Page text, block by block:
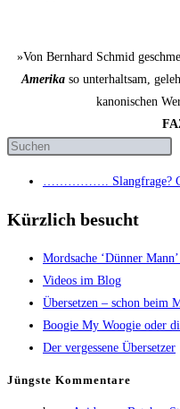
»Von Bernhard Schmid
Amerika so unterhaltsam,
kanonischen
……………. Slang­fra­ge?
Kürzlich besucht
Mord­sa­che ‘Dün­ner
Vide­os im Blog
Über­set­zen – schon beim
Boo­gie My Woo­gie oder
Der ver­ges­se­ne Übersetzer
Jüngs­te Kommentare